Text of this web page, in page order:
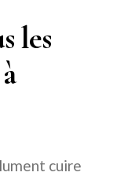
les
cuire